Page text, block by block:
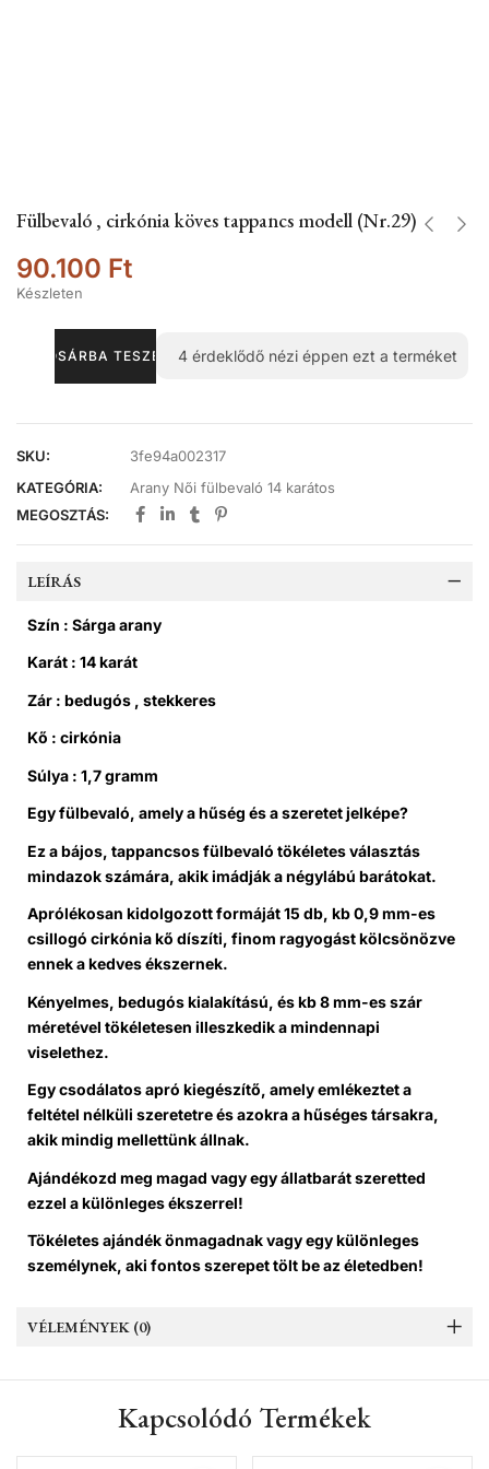
Fülbevaló , cirkónia köves tappancs modell (Nr.29)
90.100 Ft
Készleten
KOSÁRBA TESZEM 4érdeklődő nézi éppen ezt a terméket
SKU:
3fe94a002317
KATEGÓRIA:
Arany Női fülbevaló 14 karátos
MEGOSZTÁS:
LEÍRÁS
Szín : Sárga arany
Karát : 14 karát
Zár : bedugós , stekkeres
Kő : cirkónia
Súlya : 1,7 gramm
Egy fülbevaló, amely a hűség és a szeretet jelképe?
Ez a bájos, tappancsos fülbevaló tökéletes választás
mindazok számára, akik imádják a négylábú barátokat.
Aprólékosan kidolgozott formáját 15 db, kb 0,9 mm-es
csillogó cirkónia kő díszíti, finom ragyogást kölcsönözve
ennek a kedves ékszernek.
Kényelmes, bedugós kialakítású, és kb 8 mm-es szár
méretével tökéletesen illeszkedik a mindennapi
viselethez.
Egy csodálatos apró kiegészítő, amely emlékeztet a
feltétel nélküli szeretetre és azokra a hűséges társakra,
akik mindig mellettünk állnak.
Ajándékozd meg magad vagy egy állatbarát szeretted
ezzel a különleges ékszerrel!
Tökéletes ajándék önmagadnak vagy egy különleges
személynek, aki fontos szerepet tölt be az életedben!
VÉLEMÉNYEK (0)
Kapcsolódó Termékek